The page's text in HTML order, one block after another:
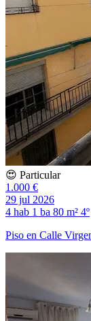
😍 Particular
1.000 €
29 jul 2026
4 hab 1 ba 80 m² 4º
Piso en Calle